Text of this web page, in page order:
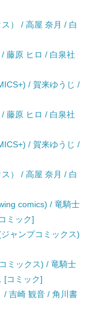
） / 高屋 奈月 / 白
藤原 ヒロ / 白泉社
/ 賀来ゆうじ /
藤原 ヒロ / 白泉社
/ 賀来ゆうじ /
） / 高屋 奈月 / 白
comics) / 竜騎士
ミック]
ャンプコミックス)
ミックス) / 竜騎士
[コミック]
/ 吉崎 観音 / 角川書